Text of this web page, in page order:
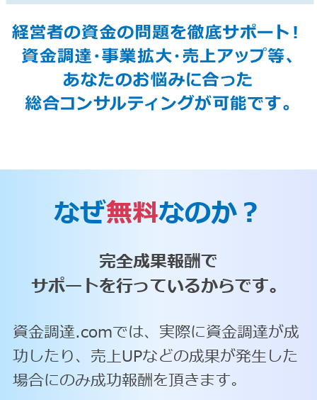
なぜ無料なのか？
完全成果報酬で
サポートを行っているからです。
資金調達.comでは、実際に資金調達が成
功したり、売上UPなどの成果が発生した
場合にのみ成功報酬を頂きます。